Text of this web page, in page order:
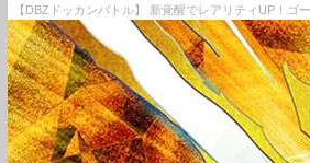
【DBZドッカンバトル】 新覚醒でレアリティUP！